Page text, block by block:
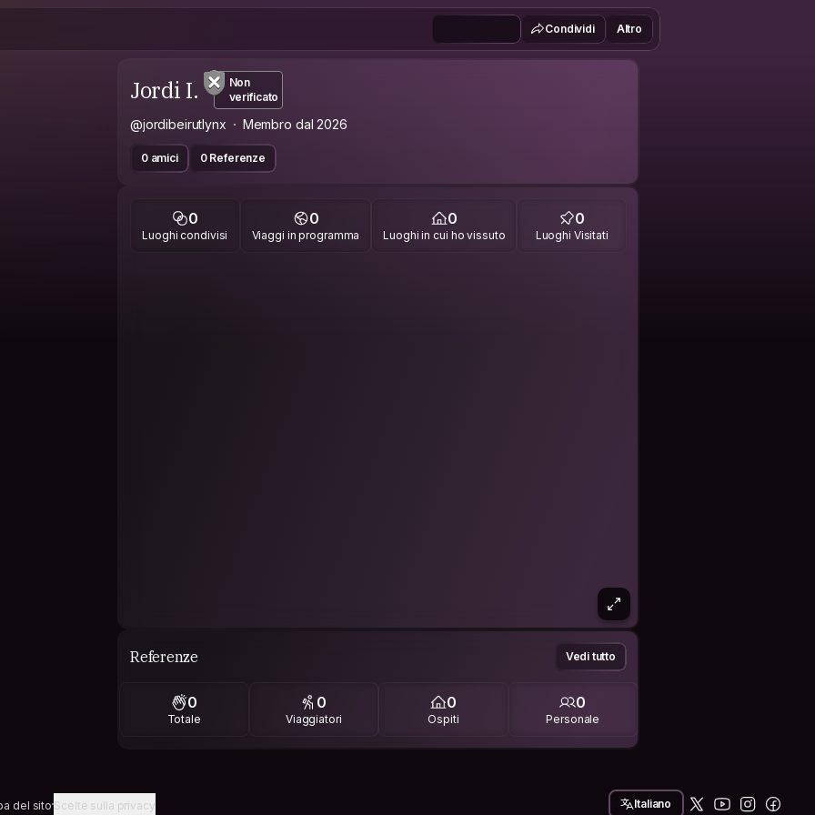
Condividi Altro
Jordi I.
Non
verificato
@jordibeirutlynx Membro dal 2026
0 amici 0 Referenze
0
Luoghi condivisi
0
Viaggi in programma
0
Luoghi in cui ho vissuto
0
Luoghi Visitati
Referenze Vedi tutto
0
Totale
0
Viaggiatori
0
Ospiti
0
Personale
del sitoScelte sulla privacy Italiano